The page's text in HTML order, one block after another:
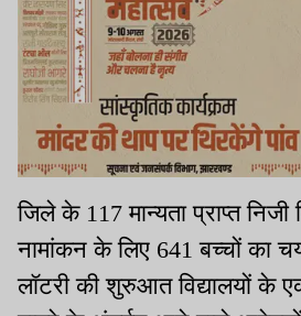
जिले के 117 मान्यता प्राप्त निजी
नामांकन के लिए 641 बच्चों का
लॉटरी की शुरुआत विद्यालयों के